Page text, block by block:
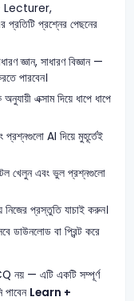
Lecturer,
প্রশ্নের পেছনের
জ্ঞান, সাধারণ বিজ্ঞান —
পারবেন।
এক্সাম দিয়ে ধাপে ধাপে
প্রশ্নগুলো AI দিয়ে মুহূর্তেই
খেলুন এবং ভুল প্রশ্নগুলো
নিজের প্রস্তুতি যাচাই করুন।
ডাউনলোড বা প্রিন্ট করে
নয় — এটি একটি সম্পূর্ণ
পাবেন Learn +